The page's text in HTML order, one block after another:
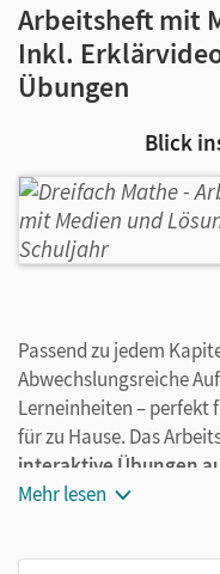
Blick
Arbeitsheft mit
Inkl.
Übungen
Passend zu jedem
Abwechslungsreiche
Lerneinheiten – perfekt
für zu Hause. Das
interaktive Übungen
über 30 Erklärfilme.
Mehr lesen